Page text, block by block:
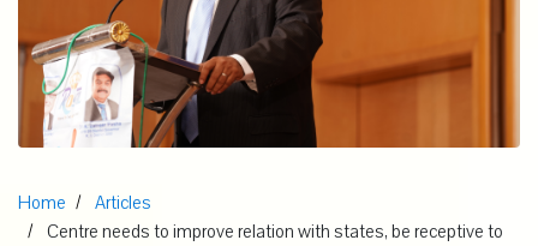
Home
Articles
Centre needs to improve relation with states, be receptive to